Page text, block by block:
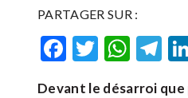
PARTAGER SUR :
Facebook
Twitter
Devant le désarroi